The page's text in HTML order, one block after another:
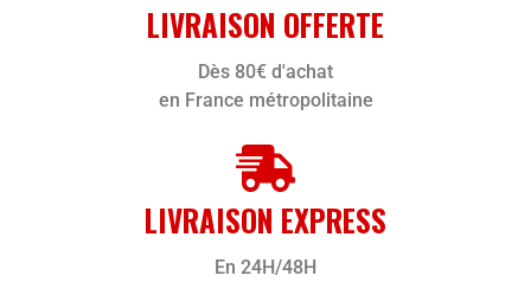
LIVRAISON OFFERTE
Dès 80€ d'achat
en France métropolitaine
LIVRAISON EXPRESS
En 24H/48H